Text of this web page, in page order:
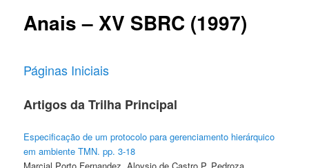
Anais – XV SBRC (1997)
Páginas Iniciais
Artigos da Trilha Principal
Especificação de um protocolo para gerenciamento hierárquico
em ambiente TMN. pp. 3-18